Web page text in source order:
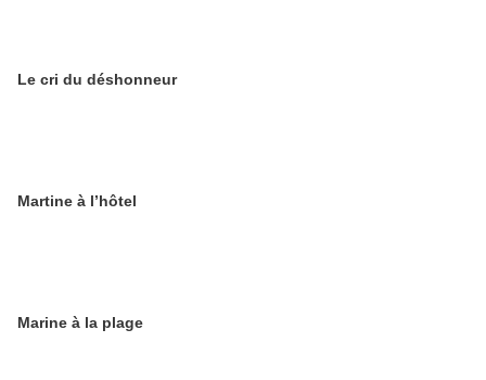
Le cri du déshonneur
Martine à l’hôtel
Marine à la plage